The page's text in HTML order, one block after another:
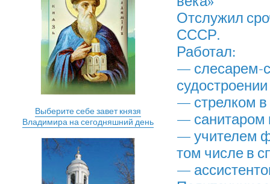
Выберите себе завет князя
Владимира на сегодняшний день
Отслужил
СССР.
Работал:
— слесарем-
— стрелком в
— санитаром
— учителем
том числе в
—